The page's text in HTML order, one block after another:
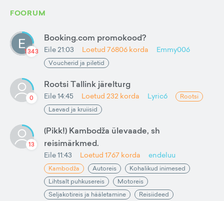
FOORUM
1343
Booking.com promokood?
Eile 21:03 Loetud 76806 korda Emmy006
Voucherid ja piletid
0
Rootsi Tallink järelturg
Eile 14:45 Loetud 232 korda Lyric6
Rootsi
Laevad ja kruiisid
13
(Pikk!) Kambodža ülevaade, sh
reisimärkmed.
Eile 11:43 Loetud 1767 korda endeluu
Kambodža Autoreis
Kohalikud inimesed
Lihtsalt puhkusereis
Motoreis
Seljakotireis ja hääletamine
Reisiideed